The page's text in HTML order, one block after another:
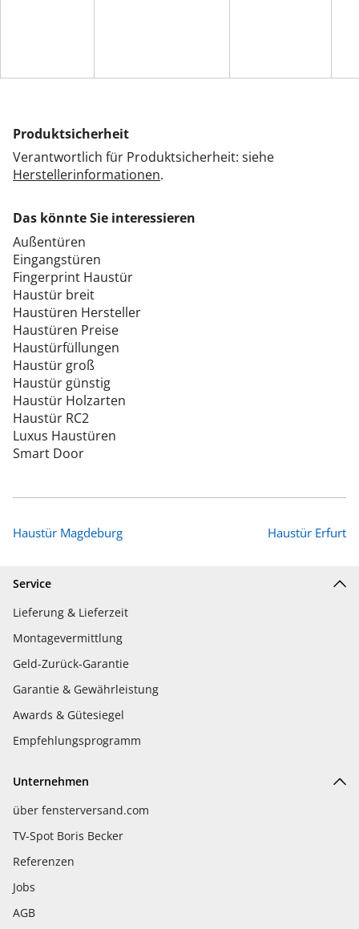
Produktsicherheit
Verantwortlich für Produktsicherheit: siehe
Herstellerinformationen.
Das könnte Sie interessieren
Außentüren
Eingangstüren
Fingerprint Haustür
Haustür breit
Haustüren Hersteller
Haustüren Preise
Haustürfüllungen
Haustür groß
Haustür günstig
Haustür Holzarten
Haustür RC2
Luxus Haustüren
Smart Door
Haustür Magdeburg Haustür Erfurt
Service
Lieferung & Lieferzeit
Montagevermittlung
Geld-Zurück-Garantie
Garantie & Gewährleistung
Awards & Gütesiegel
Empfehlungsprogramm
Unternehmen
über fensterversand.com
TV-Spot Boris Becker
Referenzen
Jobs
AGB